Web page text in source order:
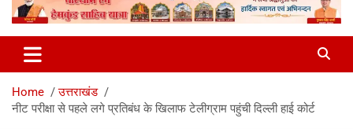
Home
उत्तराखंड
नीट परीक्षा से पहले लगे प्रतिबंध के खिलाफ टेलीग्राम पहुंची दिल्ली हाई कोर्ट